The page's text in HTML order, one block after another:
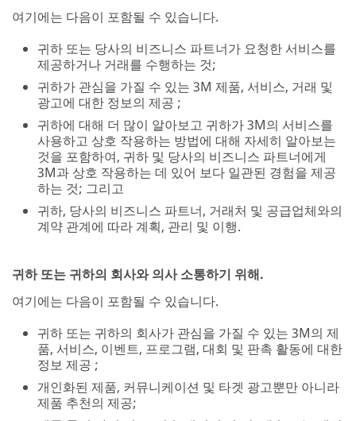
여기에는 다음이 포함될 수 있습니다.
귀하 또는 당사의 비즈니스 파트너가 요청한 서비스를
제공하거나 거래를 수행하는 것;
귀하가 관심을 가질 수 있는 3M 제품, 서비스, 거래 및
광고에 대한 정보의 제공 ;
귀하에 대해 더 많이 알아보고 귀하가 3M의 서비스를
사용하고 상호 작용하는 방법에 대해 자세히 알아보는
것을 포함하여, 귀하 및 당사의 비즈니스 파트너에게
3M과 상호 작용하는 데 있어 보다 일관된 경험을 제공
하는 것; 그리고
귀하, 당사의 비즈니스 파트너, 거래처 및 공급업체와의
계약 관계에 따라 계획, 관리 및 이행.
귀하 또는 귀하의 회사와 의사 소통하기 위해.
여기에는 다음이 포함될 수 있습니다.
귀하 또는 귀하의 회사가 관심을 가질 수 있는 3M의 제
품, 서비스, 이벤트, 프로그램, 대회 및 판촉 활동에 대한
정보 제공 ;
개인화된 제품, 커뮤니케이션 및 타겟 광고뿐만 아니라
제품 추천의 제공;